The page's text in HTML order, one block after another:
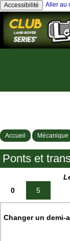
Accessibilité Aller au
Accueil Mécanique
Ponts et
0
5
Changer un demi-